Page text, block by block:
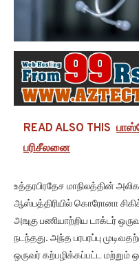
READ ALSO THIS
பரிசீலனை
உத்தரபிரதேச மாநிலத்தின்
ஆஸ்பத்திரியில் கொரோனா
அஙுகு பணியாற்றிய டாக்டர்
நடந்தது. அந்த பரபரப்பு
ஒருவர் கற்பழிக்கப்பட்ட மற்றும்